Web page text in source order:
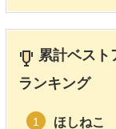
累計ベスト
ランキング
1 ほしねこ